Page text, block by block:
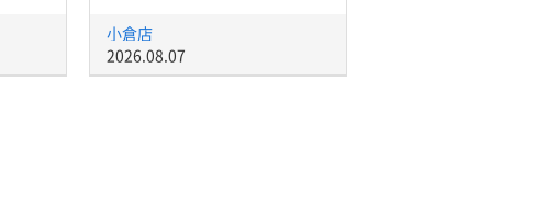
小倉店
2026.08.07